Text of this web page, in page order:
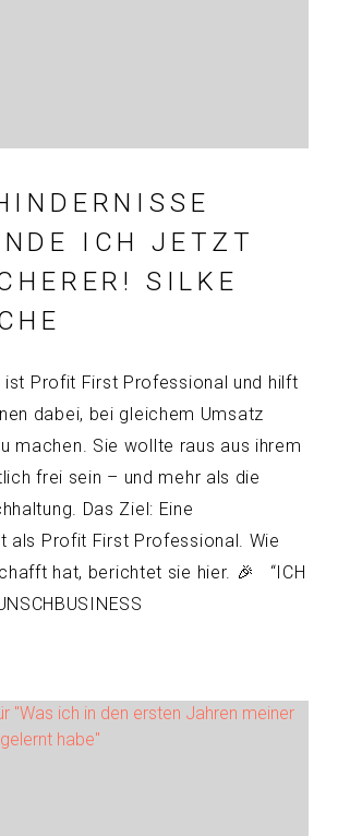
ICH JETZT
SILKE
ist Profit First Professional und hilft
dabei, bei gleichem Umsatz
machen. Sie wollte raus aus ihrem
frei sein – und mehr als die
Das Ziel: Eine
als Profit First Professional. Wie
hat, berichtet sie hier. 🎉 “ICH